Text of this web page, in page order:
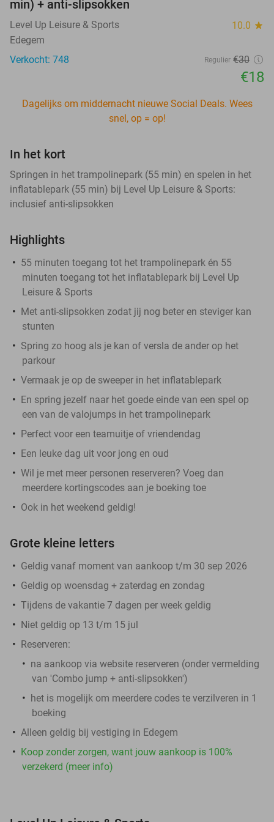
min) + anti-slipsokken
Level Up Leisure & Sports 10.0 star
Edegem
Verkocht: 748
Regulier €30
€18
Dagelijks om middernacht nieuwe Social Deals. Wees
snel, op = op!
In het kort
Springen in het trampolinepark (55 min) en spelen in het
inflatablepark (55 min) bij Level Up Leisure & Sports:
inclusief anti-slipsokken
Highlights
55 minuten toegang tot het trampolinepark én 55
minuten toegang tot het inflatablepark bij Level Up
Leisure & Sports
Met anti-slipsokken zodat jij nog beter en steviger kan
stunten
Spring zo hoog als je kan of versla de ander op het
parkour
Vermaak je op de sweeper in het inflatablepark
En spring jezelf naar het goede einde van een spel op
een van de valojumps in het trampolinepark
Perfect voor een teamuitje of vriendendag
Een leuke dag uit voor jong en oud
Wil je met meer personen reserveren? Voeg dan
meerdere kortingscodes aan je boeking toe
Ook in het weekend geldig!
Grote kleine letters
Geldig vanaf moment van aankoop t/m 30 sep 2026
Geldig op woensdag + zaterdag en zondag
Tijdens de vakantie 7 dagen per week geldig
Niet geldig op 13 t/m 15 jul
Reserveren:
na aankoop via website reserveren (onder vermelding
van 'Combo jump + anti-slipsokken')
het is mogelijk om meerdere codes te verzilveren in 1
boeking
Alleen geldig bij vestiging in Edegem
Koop zonder zorgen, want jouw aankoop is 100%
verzekerd (meer info)